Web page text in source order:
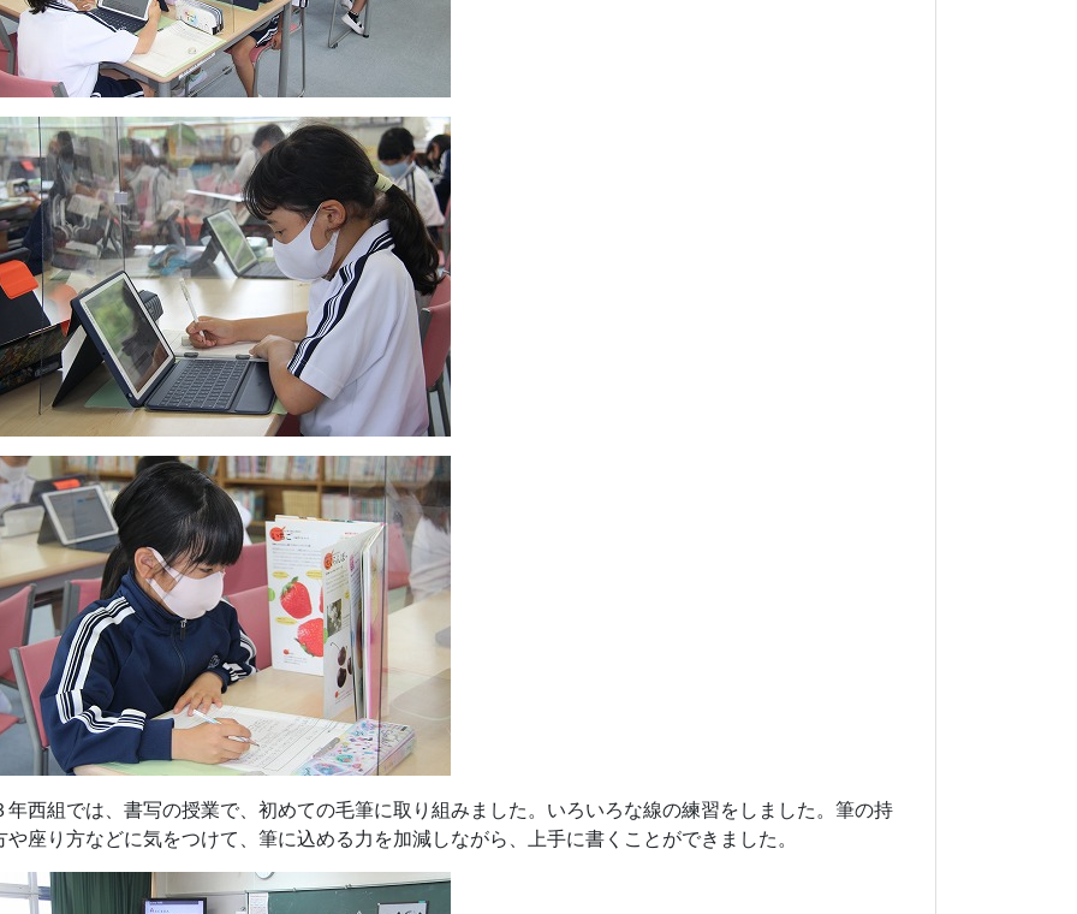
西組では、書写の授業で、初めての毛筆に取り組みました。いろいろな線の練習をしました。筆の持
や座り方などに気をつけて、筆に込める力を加減しながら、上手に書くことができました。